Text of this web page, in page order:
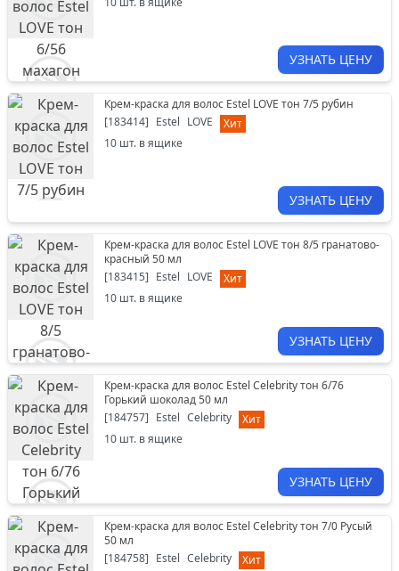
УЗНАТЬ ЦЕНУ
Крем-краска для волос Estel LOVE тон 7/5 рубин
[183414] Estel LOVE
Хит
10 шт. в ящике
УЗНАТЬ ЦЕНУ
Крем-краска для волос Estel LOVE тон 8/5 гранатово-
красный 50 мл
[183415] Estel LOVE
Хит
10 шт. в ящике
УЗНАТЬ ЦЕНУ
Крем-краска для волос Estel Celebrity тон 6/76
Горький шоколад 50 мл
[184757] Estel Celebrity
Хит
10 шт. в ящике
УЗНАТЬ ЦЕНУ
Крем-краска для волос Estel Celebrity тон 7/0 Русый
50 мл
[184758] Estel Celebrity
Хит